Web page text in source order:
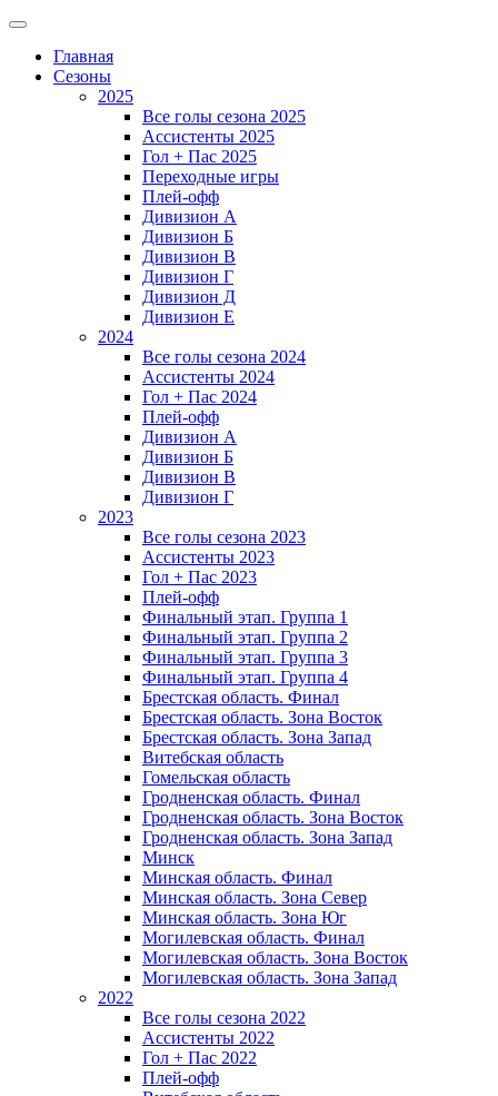
Главная
Сезоны
2025
Все голы сезона 2025
Ассистенты 2025
Гол + Пас 2025
Переходные игры
Плей-офф
Дивизион A
Дивизион Б
Дивизион В
Дивизион Г
Дивизион Д
Дивизион Е
2024
Все голы сезона 2024
Ассистенты 2024
Гол + Пас 2024
Плей-офф
Дивизион A
Дивизион Б
Дивизион В
Дивизион Г
2023
Все голы сезона 2023
Ассистенты 2023
Гол + Пас 2023
Плей-офф
Финальный этап. Группа 1
Финальный этап. Группа 2
Финальный этап. Группа 3
Финальный этап. Группа 4
Брестская область. Финал
Брестская область. Зона Восток
Брестская область. Зона Запад
Витебская область
Гомельская область
Гродненская область. Финал
Гродненская область. Зона Восток
Гродненская область. Зона Запад
Минск
Минская область. Финал
Минская область. Зона Север
Минская область. Зона Юг
Могилевская область. Финал
Могилевская область. Зона Восток
Могилевская область. Зона Запад
2022
Все голы сезона 2022
Ассистенты 2022
Гол + Пас 2022
Плей-офф